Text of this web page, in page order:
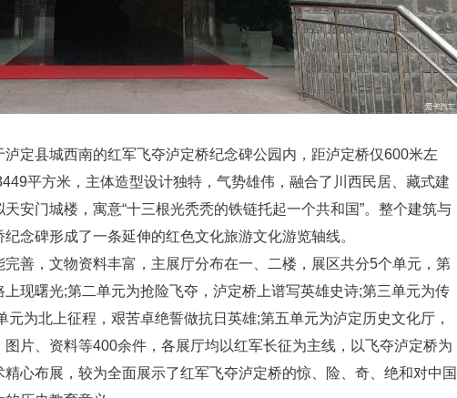
县城西南的红军飞夺泸定桥纪念碑公园内，距泸定桥仅600米左
平方米，主体造型设计独特，气势雄伟，融合了川西民居、藏式建
安门城楼，寓意“十三根光秃秃的铁链托起一个共和国”。整个建筑与
念碑形成了一条延伸的红色文化旅游文化游览轴线。
，文物资料丰富，主展厅分布在一、二楼，展区共分5个单元，第
现曙光;第二单元为抢险飞夺，泸定桥上谱写英雄史诗;第三单元为传
为北上征程，艰苦卓绝誓做抗日英雄;第五单元为泸定历史文化厅，
片、资料等400余件，各展厅均以红军长征为主线，以飞夺泸定桥为
心布展，较为全面展示了红军飞夺泸定桥的惊、险、奇、绝和对中国